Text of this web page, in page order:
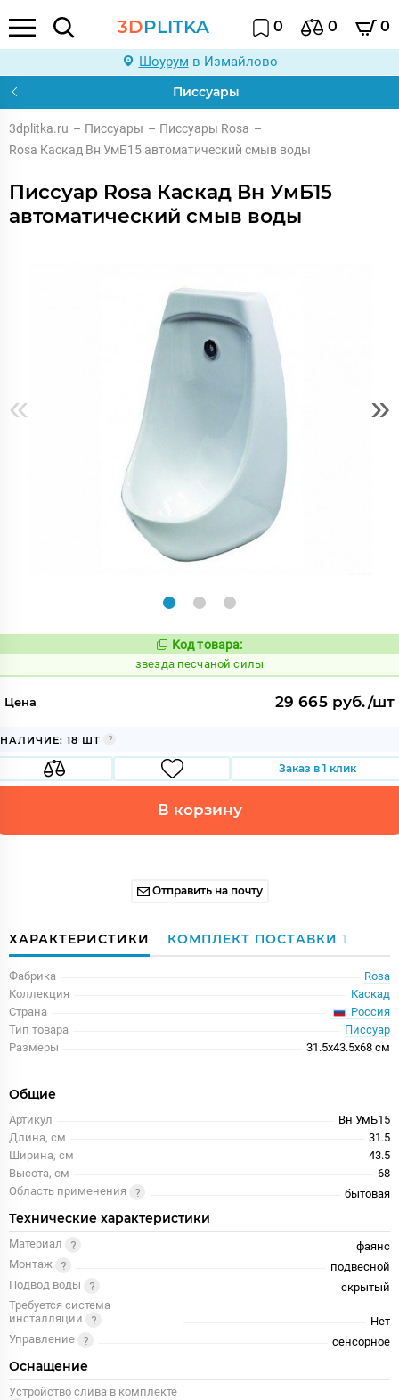
3DPLITKA 0 0 0
Шоурум в Измайлово
Писсуары
3dplitka.ru – Писсуары – Писсуары Rosa –
Rosa Каскад Вн УмБ15 автоматический смыв воды
Писсуар Rosa Каскад Вн УмБ15
автоматический смыв воды
« »
Код:
446588
Код товара:
звезда песчаной силы
Цена 29 665 руб./шт
НАЛИЧИЕ: 18 ШТ
Заказ в 1 клик
В корзину
Отправить на почту
ХАРАКТЕРИСТИКИ КОМПЛЕКТ ПОСТАВКИ 1
Фабрика
Rosa
Коллекция
Каскад
Страна
Россия
Тип товара
Писсуар
Размеры
31.5x43.5x68 см
Общие
Артикул
Вн УмБ15
Длина, см
31.5
Ширина, см
43.5
Высота, см
68
Область применения
бытовая
Технические характеристики
Материал
фаянс
Монтаж
подвесной
Подвод воды
скрытый
Требуется система
инсталляции
Нет
Управление
сенсорное
Оснащение
Устройство слива в комплекте